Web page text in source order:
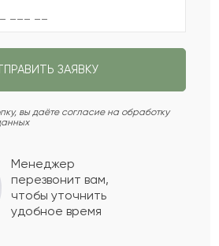
Показать еще
ЗАЯВКУ
вы даёте согласие на обработку
Менеджер
перезвонит вам,
чтобы уточнить
удобное время